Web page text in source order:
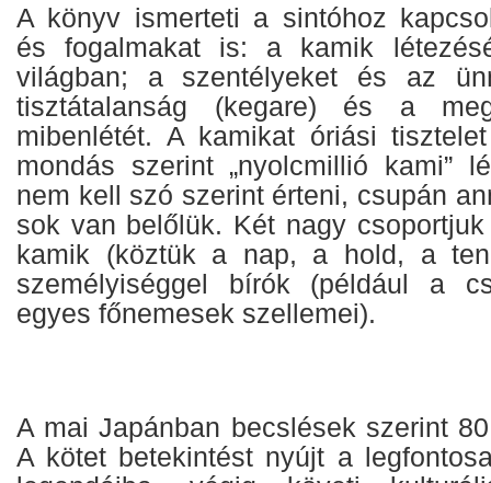
A könyv ismerteti a sintóhoz
és fogalmakat is: a kamik
világban; a szentélyeket és az
tisztátalanság (kegare) és a
mibenlétét. A kamikat óriási
mondás szerint „nyolcmillió kami”
nem kell szó szerint érteni, csupán
sok van belőlük. Két nagy
kamik (köztük a nap, a hold, a
személyiséggel bírók (például a
egyes főnemesek szellemei).
A mai Japánban becslések szerint
A kötet betekintést nyújt a